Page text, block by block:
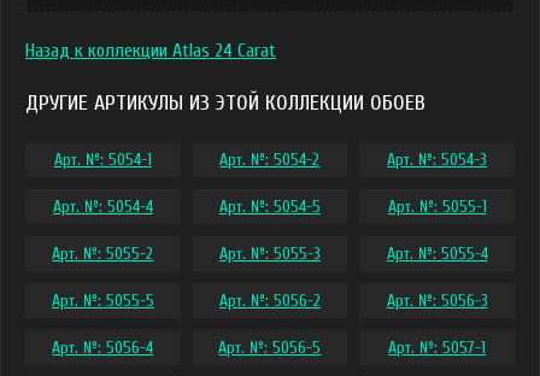
Назад к коллекции Atlas 24 Carat
ДРУГИЕ АРТИКУЛЫ ИЗ ЭТОЙ КОЛЛЕКЦИИ ОБОЕВ
Арт. №: 5054-1 Арт. №: 5054-2 Арт. №: 5054-3
Арт. №: 5054-4 Арт. №: 5054-5 Арт. №: 5055-1
Арт. №: 5055-2 Арт. №: 5055-3 Арт. №: 5055-4
Арт. №: 5055-5 Арт. №: 5056-2 Арт. №: 5056-3
Арт. №: 5056-4 Арт. №: 5056-5 Арт. №: 5057-1